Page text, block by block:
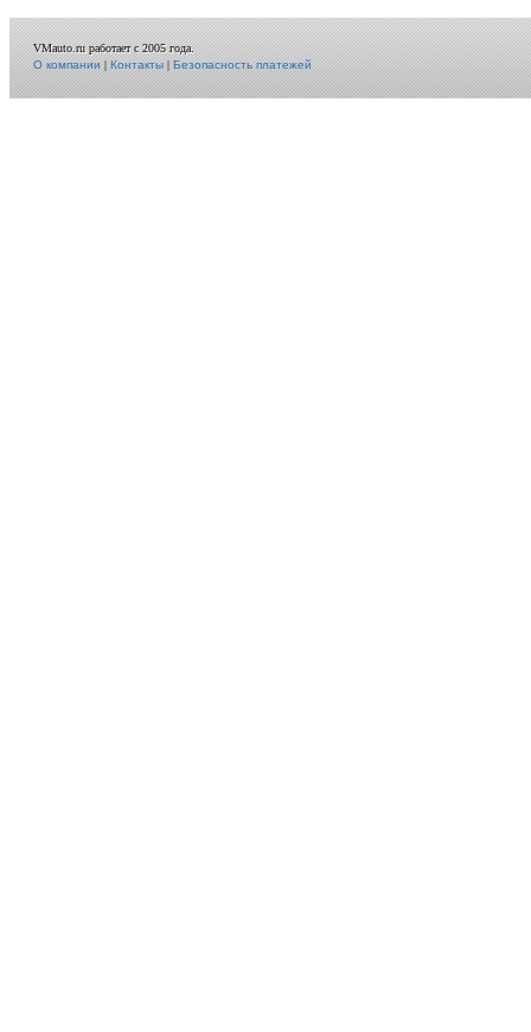
VMauto.ru работает с 2005 года.
О компании|Контакты|Безопасность платежей